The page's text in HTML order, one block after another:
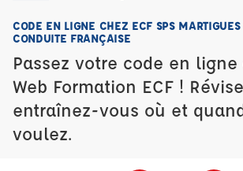
CODE EN LIGNE CHEZ ECF SPS
CONDUITE FRANÇAISE
Passez votre code en
Web Formation ECF !
entraînez-vous où et
voulez.